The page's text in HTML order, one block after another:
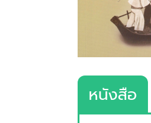
หนังสือ